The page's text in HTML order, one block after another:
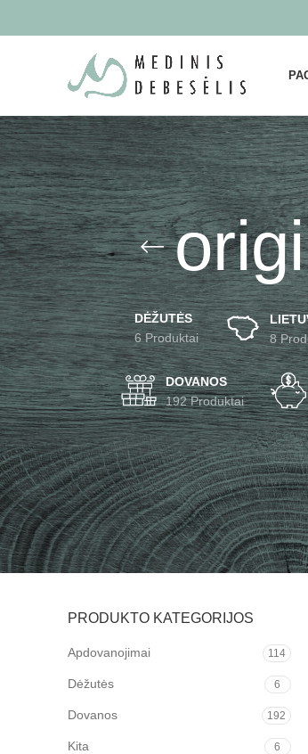
DĖŽUTĖS
6 Produktai
8
DOVANOS
192 Produktai
PRODUKTO KATEGORIJOS
Apdovanojimai 114
Dėžutės 6
Dovanos 192
Kita 6